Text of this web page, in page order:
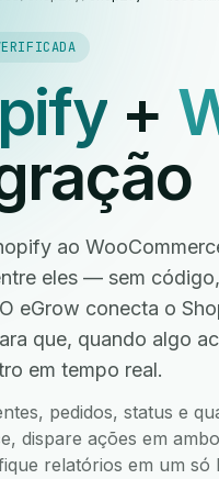
+
ao
eles — sem
eGrow conecta o
que, quando algo
em tempo real.
pedidos, status e
dispare ações em
relatórios em um